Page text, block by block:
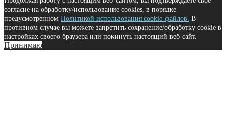
согласие на обработку/использование cookies, в порядке
предусмотренном Политикой использования cookie-файлов. В
противном случае вы можете запретить сохранение/обработку cookie в
настройках своего браузера или покинуть настоящий веб-сайт.
Принимаю